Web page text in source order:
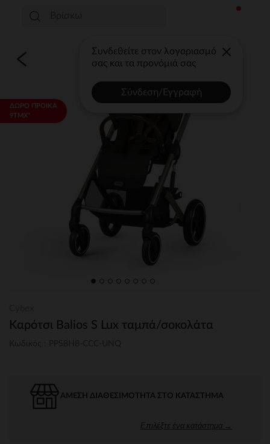
Συνδεθείτε στον λογαριασμό
σας και τα προνόμιά σας
Σύνδεση/Εγγραφή
ΔΩΡΟ ΠΡΟΙΚΑ
9ΤΜΧ*
Kαρότσι Balios S Lux ταμπά/σοκολάτα
ΆΜΕΣΗ ΔΙΑΘΕΣΙΜΌΤΗΤΑ ΣΤΟ ΚΑΤΆΣΤΗΜΑ
Επιλέξτε ένα κατάστημα →